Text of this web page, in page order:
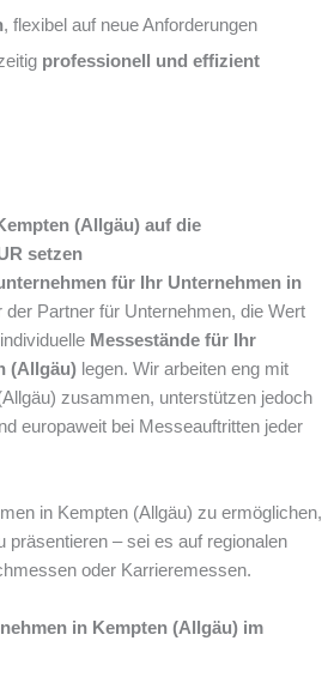
, flexibel auf neue Anforderungen
professionell und effizient
(Allgäu) auf die
setzen
für Ihr Unternehmen in
der Partner für Unternehmen, die Wert
Messestände für Ihr
(Allgäu) legen. Wir arbeiten eng mit
zusammen, unterstützen jedoch
europaweit bei Messeauftritten jeder
in Kempten (Allgäu) zu ermöglichen,
präsentieren – sei es auf regionalen
oder Karrieremessen.
in Kempten (Allgäu) im